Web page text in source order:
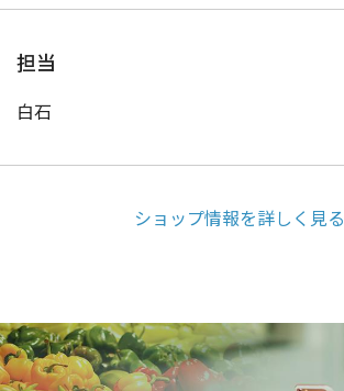
担当
白石
ショップ情報を詳しく見る